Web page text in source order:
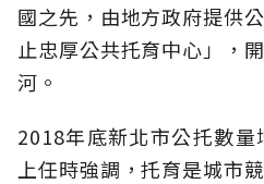
國之先，由地方政府提供
止忠厚公共托育中心」，
河。
2018年底新北市公托數
上任時強調，托育是城市